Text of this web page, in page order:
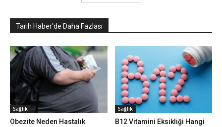
Tarih Haber'de Daha Fazlası
Sağlık
Obezite Neden Hastalık
Sağlık
B12 Vitamini Eksikliği Hangi